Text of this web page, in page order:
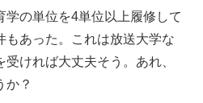
学の単位を4単位以上履修して
もあった。これは放送大学な
ければ大丈夫そう。あれ、
か？